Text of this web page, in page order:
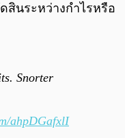
สินระหว่างกำไรหรือ
Snorter
ahpDGafxlI